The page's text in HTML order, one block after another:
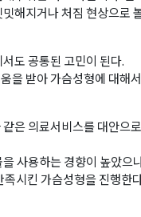
해지거나 처짐 현상으로
도 공통된 고민이 된다.
을 받아 가슴성형에 대해
은 의료서비스를 대안으
사용하는 경향이 높았으
시킨 가슴성형을 진행한